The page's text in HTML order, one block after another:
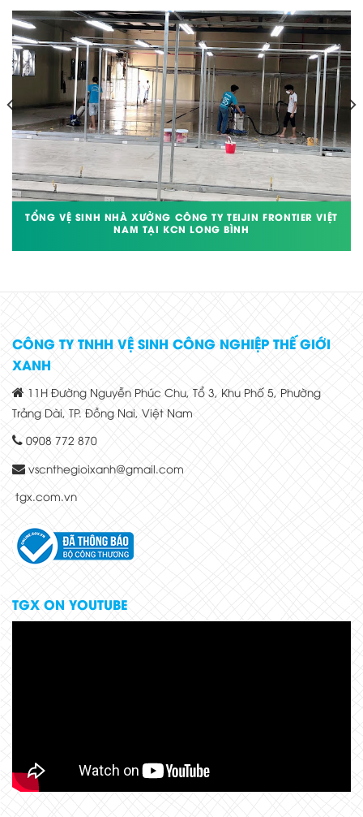
TỔNG VỆ SINH NHÀ XƯỞNG CÔNG TY TEIJIN FRONTIER VIỆT
NAM TẠI KCN LONG BÌNH
CÔNG TY TNHH VỆ SINH CÔNG NGHIỆP THẾ GIỚI
XANH
11H Đường Nguyễn Phúc Chu, Tổ 3, Khu Phố 5, Phường
Trảng Dài, TP. Đồng Nai, Việt Nam
0908 772 870
vscnthegioixanh@gmail.com
tgx.com.vn
TGX ON YOUTUBE